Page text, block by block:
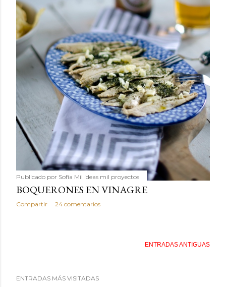
Publicado por Sofía Mil ideas mil proyectos
BOQUERONES EN VINAGRE
Compartir 24 comentarios
ENTRADAS ANTIGUAS
ENTRADAS MÁS VISITADAS